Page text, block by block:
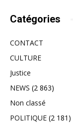
Catégories
CONTACT
CULTURE
Justice
NEWS (2 863)
Non classé
POLITIQUE (2 181)